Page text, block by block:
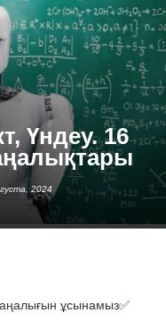
Үндеу. 16
2024
ұсынамыз✅